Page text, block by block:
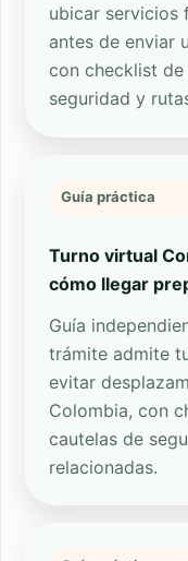
ubicar servicios
antes de enviar
con checklist
seguridad y
Guía práctica
Turno virtual
cómo llegar
Guía
trámite admite
evitar
Colombia, con
cautelas de
relacionadas.